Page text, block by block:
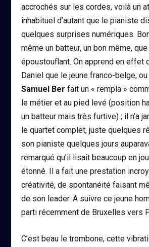
accrochés sur les cordes, voilà un
inhabituel d’autant que le pianiste
quelques surprises numériques.
même un batteur, un bon même,
époustouflant. On apprend en effet
Daniel que le jeune franco-belge, ou
Samuel Ber fait un « rempla »
le métier et au pied levé (position
un batteur mais très furtive) ; il n’a
le quartet complet, juste quelques
son pianiste quelques jours
remarqué qu’il lisait beaucoup en
étonné. Il a fait une prestation
créativité, de spontanéité faisant
de son leader. A suivre ce jeune
parti récemment de Bruxelles vers
C’est beau le trombone, cette